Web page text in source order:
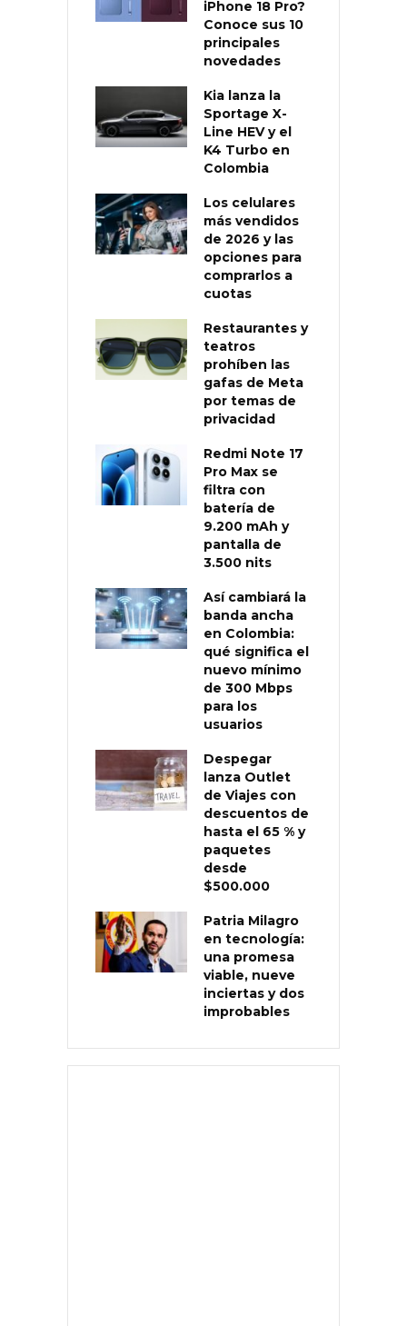
iPhone 18 Pro?
Conoce sus 10
principales
novedades
Kia lanza la
Sportage X-
Line HEV y el
K4 Turbo en
Colombia
Los celulares
más vendidos
de 2026 y las
opciones para
comprarlos a
cuotas
Restaurantes y
teatros
prohíben las
gafas de Meta
por temas de
privacidad
Redmi Note 17
Pro Max se
filtra con
batería de
9.200 mAh y
pantalla de
3.500 nits
Así cambiará la
banda ancha
en Colombia:
qué significa el
nuevo mínimo
de 300 Mbps
para los
usuarios
Despegar
lanza Outlet
de Viajes con
descuentos de
hasta el 65 % y
paquetes
desde
$500.000
Patria Milagro
en tecnología:
una promesa
viable, nueve
inciertas y dos
improbables